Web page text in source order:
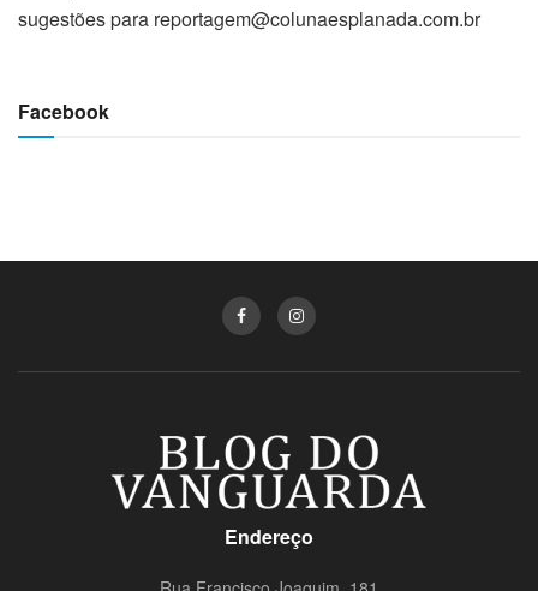
sugestões para reportagem@colunaesplanada.com.br
Facebook
Endereço